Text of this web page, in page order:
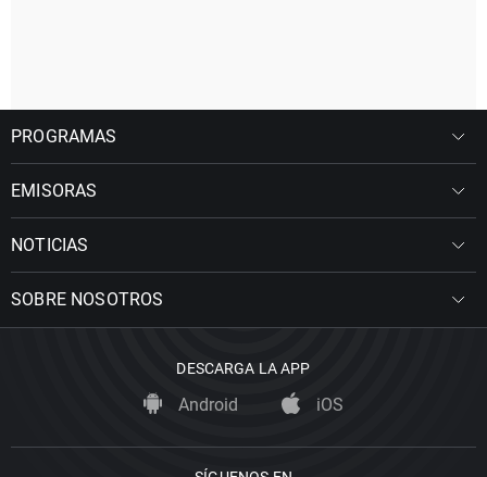
PROGRAMAS
EMISORAS
NOTICIAS
SOBRE NOSOTROS
DESCARGA LA APP
Android iOS